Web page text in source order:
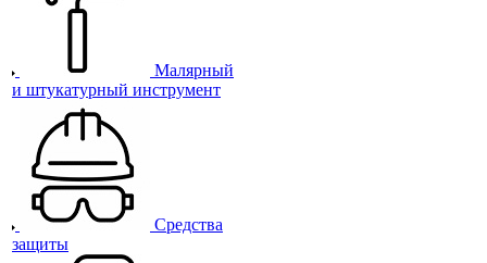
Малярный
и штукатурный инструмент
Средства
защиты